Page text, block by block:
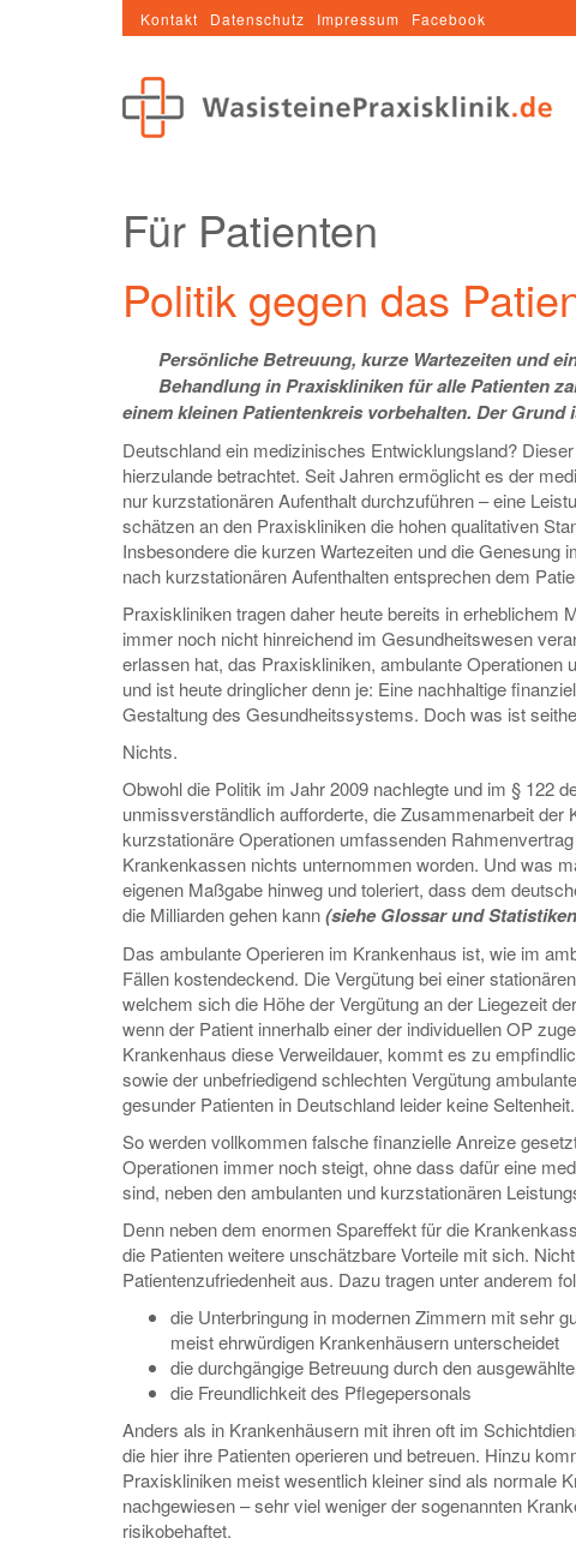
Kontakt Datenschutz Impressum Facebook
Für Patienten
Politik gegen das
Persönliche Betreuung, kurze Wartezeiten und
Behandlung in Praxiskliniken für alle Patienten
einem kleinen Patientenkreis vorbehalten. Der
Deutschland ein medizinisches Entwicklungsland?
hierzulande betrachtet. Seit Jahren ermöglicht es der
nur kurzstationären Aufenthalt durchzuführen – eine
schätzen an den Praxiskliniken die hohen qualitativen
Insbesondere die kurzen Wartezeiten und die
nach kurzstationären Aufenthalten entsprechen dem
Praxiskliniken tragen daher heute bereits in erheblichem
immer noch nicht hinreichend im Gesundheitswesen
erlassen hat, das Praxiskliniken, ambulante
und ist heute dringlicher denn je: Eine nachhaltige
Gestaltung des Gesundheitssystems. Doch was ist
Nichts.
Obwohl die Politik im Jahr 2009 nachlegte und im § 122
unmissverständlich aufforderte, die Zusammenarbeit
kurzstationäre Operationen umfassenden
Krankenkassen nichts unternommen worden. Und was
eigenen Maßgabe hinweg und toleriert, dass dem
die Milliarden gehen kann(siehe Glossar und
Das ambulante Operieren im Krankenhaus ist, wie im
Fällen kostendeckend. Die Vergütung bei einer
welchem sich die Höhe der Vergütung an der Liegezeit
wenn der Patient innerhalb einer der individuellen OP
Krankenhaus diese Verweildauer, kommt es zu
sowie der unbefriedigend schlechten Vergütung
gesunder Patienten in Deutschland leider keine Seltenheit.
So werden vollkommen falsche finanzielle Anreize
Operationen immer noch steigt, ohne dass dafür eine
sind, neben den ambulanten und kurzstationären
Denn neben dem enormen Spareffekt für die
die Patienten weitere unschätzbare Vorteile mit sich.
Patientenzufriedenheit aus. Dazu tragen unter anderem
die Unterbringung in modernen Zimmern mit sehr
meist ehrwürdigen Krankenhäusern unterscheidet
die durchgängige Betreuung durch den
die Freundlichkeit des Pflegepersonals
Anders als in Krankenhäusern mit ihren oft im
die hier ihre Patienten operieren und betreuen. Hinzu
Praxiskliniken meist wesentlich kleiner sind als normale
nachgewiesen – sehr viel weniger der sogenannten
risikobehaftet.